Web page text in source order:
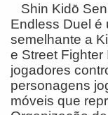
Shin Kidō
Endless Duel é
semelhante a
e Street Fighter
jogadores
personagens
móveis que